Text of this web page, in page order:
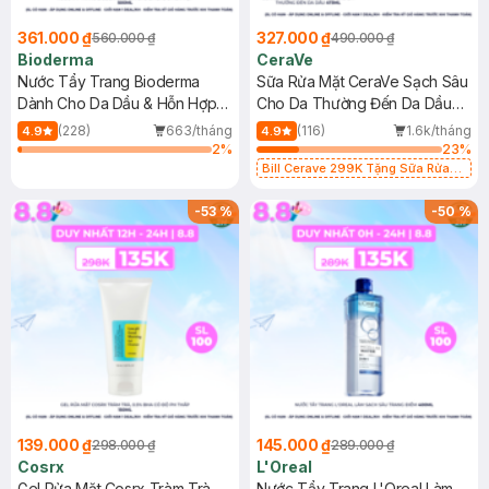
361.000 ₫560.000 ₫
Bioderma
Nước Tẩy Trang Bioderma
Dành Cho Da Dầu & Hỗn Hợp
500ml
4.9 (228)
663/tháng
2%
327.000 ₫490.000 ₫
CeraVe
Sữa Rửa Mặt CeraVe Sạch Sâu
Cho Da Thường Đến Da Dầu
473ml
4.9 (116)
1.6k/tháng
23%
Bill Cerave 299K Tặng Sữa Rửa
-53%
139.000 ₫298.000 ₫
Cosrx
-50%
145.000 ₫289.000 ₫
L'Oreal